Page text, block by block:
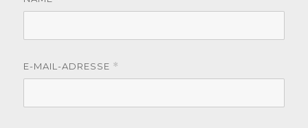
E-MAIL-ADRESSE *